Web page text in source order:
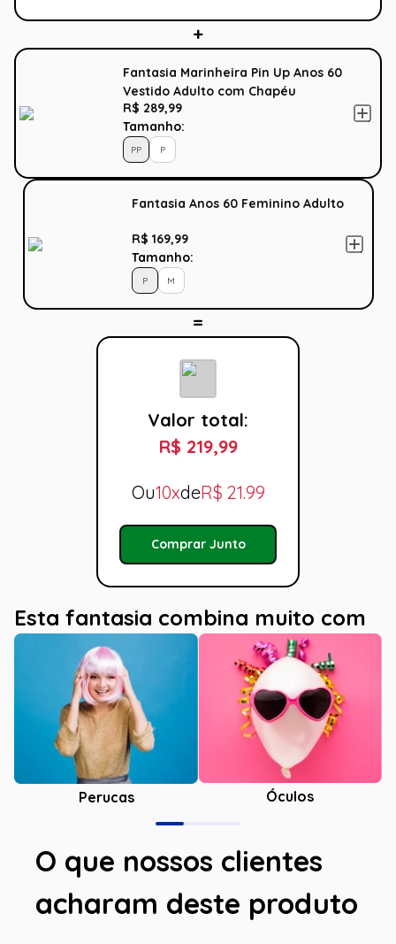
Fantasia Marinheira Pin Up Anos 60
Vestido Adulto com Chapéu
R$ 289,99
Tamanho:
PP P
Fantasia Anos 60 Feminino Adulto
R$ 169,99
Tamanho:
P M
Valor total:
R$ 219,99
Ou10xdeR$ 21.99
Comprar Junto
Esta fantasia combina muito com
Perucas Óculos
O que nossos clientes
acharam deste produto